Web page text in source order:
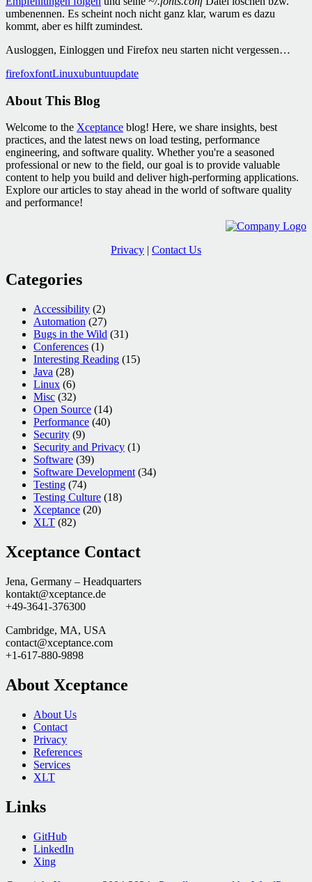
umbenennen. Es scheint noch nicht ganz klar, warum es dazu
kommt, aber es hilft zumindest.
Ausloggen, Einloggen und Firefox neu starten nicht vergessen…
firefoxfontLinuxubuntuupdate
About This Blog
Welcome to the Xceptance blog! Here, we share insights, best
practices, and the latest news on load testing, performance
engineering, and software quality. Whether you're a seasoned
professional or new to the field, our goal is to provide valuable
content to help you build and deliver high-performing applications.
Explore our articles to stay ahead in the world of software quality
and performance!
Privacy | Contact Us
Categories
Accessibility (2)
Automation (27)
Bugs in the Wild (31)
Conferences (1)
Interesting Reading (15)
Java (28)
Linux (6)
Misc (32)
Open Source (14)
Performance (40)
Security (9)
Security and Privacy (1)
Software (39)
Software Development (34)
Testing (74)
Testing Culture (18)
Xceptance (20)
XLT (82)
Xceptance Contact
Jena, Germany – Headquarters
kontakt@xceptance.de
+49-3641-376300
Cambridge, MA, USA
contact@xceptance.com
+1-617-880-9898
About Xceptance
About Us
Contact
Privacy
References
Services
XLT
Links
GitHub
LinkedIn
Xing